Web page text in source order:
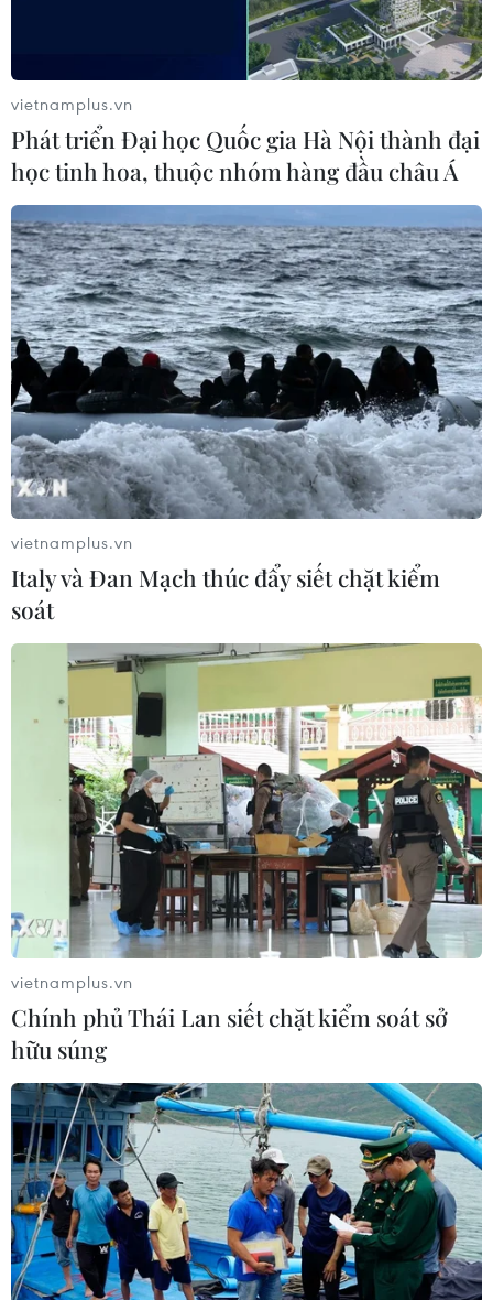
Vùng núi Bắc Bộ có mưa to, nguy cơ cao
xảy ra lũ quét, sạt lở đất
25/06/2019 11:38
Đêm 25/6, khu vực vùng núi Bắc Bộ có mưa rào và
dông rải rác, cục bộ có mưa vừa, mưa to (lượng mưa
20-50mm/12 giờ). Trong mưa dông có khả năng xảy ra
lốc, sét, mưa đá và gió giật mạnh.
Bắc Bộ, Trung Bộ nắng nóng trong ngày
thứ 2 kỳ thi THPT Quốc gia
25/06/2019 23:12
Theo dự báo, nắng nóng ở Bắc Bộ có khả năng kéo dài
3-4 ngày tới và tiếp tục kéo dài nhiều ngày tới ở các tỉnh
Trung Bộ.
vietnamplus.vn
Phát triển Đại học Quốc gia Hà Nội thành đại
học tinh hoa, thuộc nhóm hàng đầu châu Á
vietnamplus.vn
Italy và Đan Mạch thúc đẩy siết chặt kiểm
soát
vietnamplus.vn
Chính phủ Thái Lan siết chặt kiểm soát sở
hữu súng